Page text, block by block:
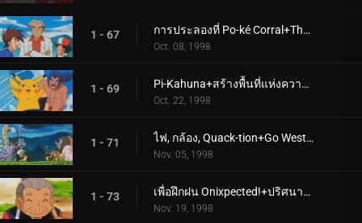
1 - 67 การประลองที่ Po-ké Corral+The Evolution Solution
Oct. 08, 1998
1 - 69 Pi-Kahuna+สร้างพื้นที่แห่งความเศร้าโศก
Oct. 22, 1998
1 - 71 ไฟ, กล้อง, Quack-tion+Go West Young Meowth
Nov. 05, 1998
1 - 73 เพื่อฝึกฝน Onixpected!+ปริศนาโบราณแห่งโปเกโมโพลิส
Nov. 19, 1998